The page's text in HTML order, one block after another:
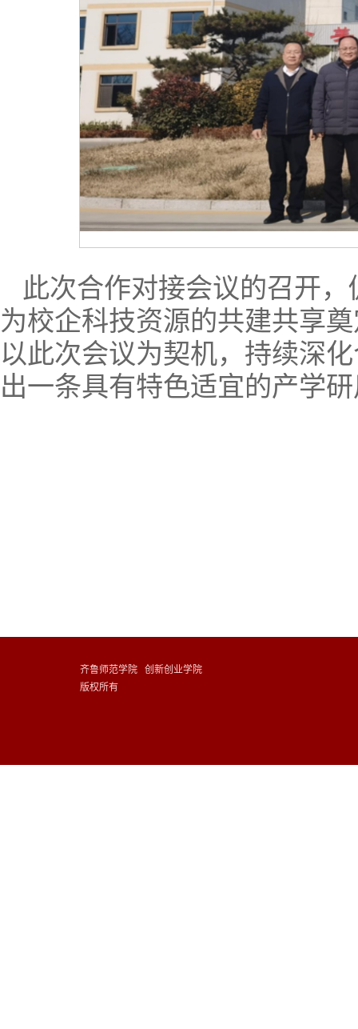
此次合作对接会议的召开
为校企科技资源的共建共享
以此次会议为契机，持续深
出一条具有特色适宜的产学
齐鲁师范学院 创新创业学院
版权所有